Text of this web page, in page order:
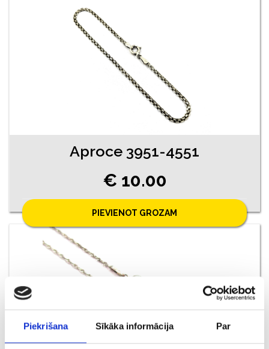
Piekrišana Sīkāka informācija Par
Aproce 3951-4551
€ 10.00
PIEVIENOT GROZAM